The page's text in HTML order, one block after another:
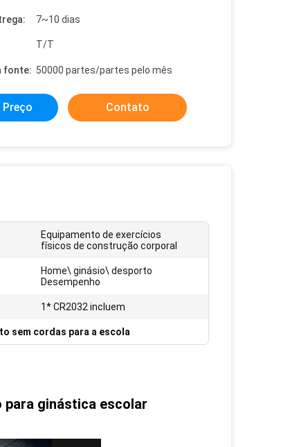
7~10 dias
T/T
fonte: 50000 partes/partes pelo mês
Contato
Equipamento de exercícios
físicos de construção corporal
Home\ ginásio\ desporto
Desempenho
1* CR2032 incluem
sem cordas para a escola
ginástica escolar